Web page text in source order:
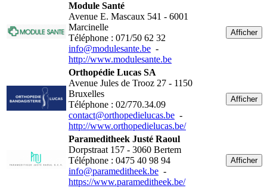
Module Santé
Avenue E. Mascaux 541 - 6001
Marcinelle
Téléphone : 071/50 62 32
info@modulesante.be -
http://www.modulesante.be
Afficher
Orthopédie Lucas SA
Avenue Jules de Trooz 27 - 1150
Bruxelles
Téléphone : 02/770.34.09
contact@orthopedielucas.be -
http://www.orthopedielucas.be/
Afficher
Parameditheek Justé Raoul
Dorpstraat 157 - 3060 Bertem
Téléphone : 0475 40 98 94
info@parameditheek.be -
https://www.parameditheek.be/
Afficher